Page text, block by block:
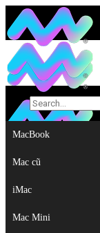
MacBook
Mac cũ
iMac
MacBook
Mac cũ
iMac
Mac Mini